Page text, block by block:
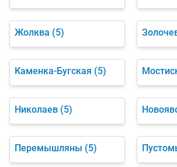
Жолква (5)
Каменка-Бугская (5)
Николаев (5)
Перемышляны (5)